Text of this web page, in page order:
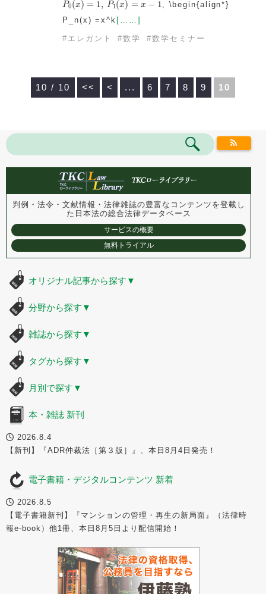
P0(x) = 1, P1(x) = x − 1 , \begin{align*}
P_n(x) =x^k [……]
# エレガント #数学 #数学セミナー
10 / 10 << < ... 6 7 8 9 10
判例・法令・文献情報・法律雑誌の豊富なコンテンツを登載し
た 日本法の総合法律データベース
サービスの概要
無料トライアル
オリジナル記事から探す ▼
分野から探す ▼
雑誌から探す ▼
タグから探す ▼
月別で探す ▼
本・雑誌 新刊
2026.8.4
【新刊】『ADR仲裁法［第３版］』、本日8月4日発売！
電子書籍・デジタルコンテンツ 新着
2026.8.5
【電子書籍新刊】『マンションの管理・再生の新局面』（法律時
報e-book）他1冊、本日8月5日より配信開始！